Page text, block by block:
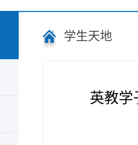
学生天地
英教学